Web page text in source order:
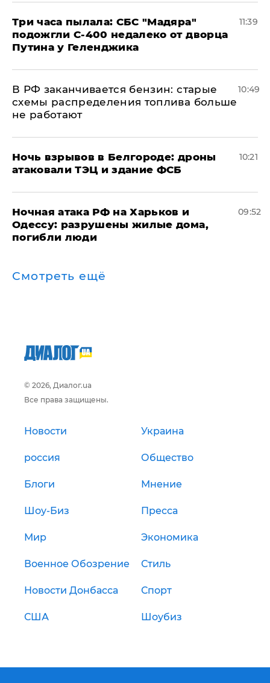
Три часа пылала: СБС "Мадяра"
подожгли С-400 недалеко от дворца
Путина у Геленджика
11:39
​В РФ заканчивается бензин: старые
схемы распределения топлива больше
не работают
10:49
​Ночь взрывов в Белгороде: дроны
атаковали ТЭЦ и здание ФСБ
10:21
​Ночная атака РФ на Харьков и
Одессу: разрушены жилые дома,
погибли люди
09:52
Смотреть ещё
© 2026, Диалог.ua
Все права защищены.
Новости Украина
россия Общество
Блоги Мнение
Шоу-Биз Пресса
Мир Экономика
Военное Обозрение Стиль
Новости Донбасса Спорт
США Шоубиз